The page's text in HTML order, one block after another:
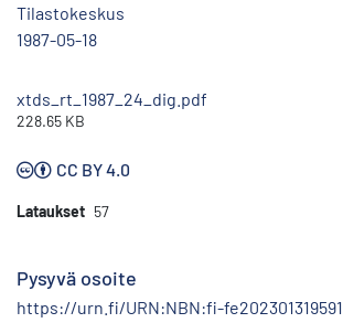
Tilastokeskus
1987-05-18
xtds_rt_1987_24_dig.pdf
228.65 KB
CC BY 4.0
Lataukset 57
Pysyvä osoite
https://urn.fi/URN:NBN:fi-fe202301319591